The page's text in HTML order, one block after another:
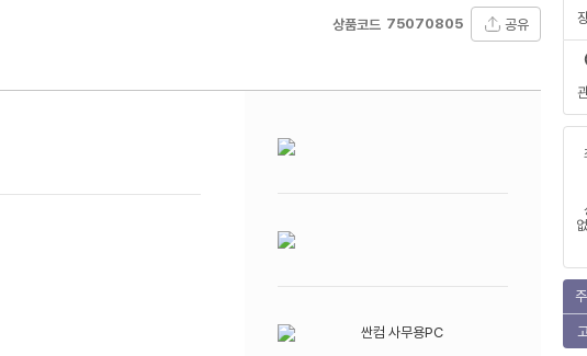
상품코드 75070805 공유